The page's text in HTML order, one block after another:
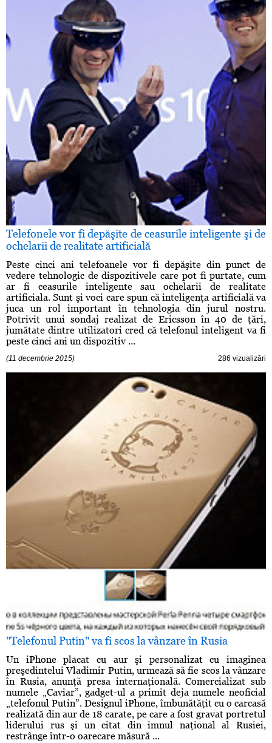
Telefonele vor fi depăşite de ceasurile inteligente şi de
ochelarii de realitate artificială
Peste cinci ani telefoanele vor fi depăşite din punct de
vedere tehnologic de dispozitivele care pot fi purtate, cum
ar fi ceasurile inteligente sau ochelarii de realitate
artificiala. Sunt şi voci care spun că inteligenţa artificială va
juca un rol important în tehnologia din jurul nostru.
Potrivit unui sondaj realizat de Ericsson în 40 de ţări,
jumătate dintre utilizatori cred că telefonul inteligent va fi
peste cinci ani un dispozitiv ...
(11 decembrie 2015) 286 vizualizări
"Telefonul Putin" va fi scos la vânzare în Rusia
Un iPhone placat cu aur şi personalizat cu imaginea
preşedintelui Vladimir Putin, urmează să fie scos la vânzare
în Rusia, anunţă presa internaţională. Comercializat sub
numele „Caviar”, gadget-ul a primit deja numele neoficial
„telefonul Putin”. Designul iPhone, îmbunătăţit cu o carcasă
realizată din aur de 18 carate, pe care a fost gravat portretul
liderului rus şi un citat din imnul naţional al Rusiei,
restrânge într-o oarecare măsură ...